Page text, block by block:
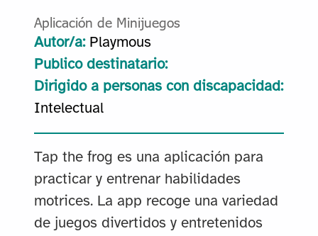
Aplicación de Minijuegos
Autor/a: Playmous
Publico destinatario:
Dirigido a personas con discapacidad:
Intelectual
Tap the frog es una aplicación para
practicar y entrenar habilidades
motrices. La app recoge una variedad
de juegos divertidos y entretenidos